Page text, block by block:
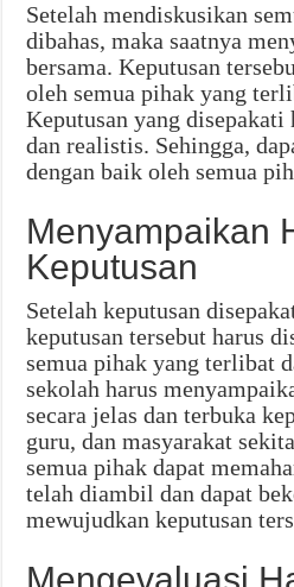
Setelah mendiskusikan
dibahas, maka saatnya
bersama. Keputusan
oleh semua pihak yang
Keputusan yang disepakati
dan realistis. Sehingga,
dengan baik oleh semua
Menyampaikan
Keputusan
Setelah keputusan
keputusan tersebut harus
semua pihak yang terlibat
sekolah harus
secara jelas dan terbuka
guru, dan masyarakat
semua pihak dapat
telah diambil dan dapat
mewujudkan keputusan